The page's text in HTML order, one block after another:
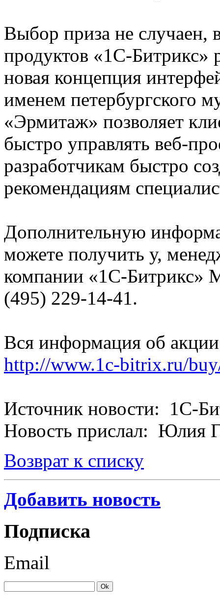
Выбор приза не случаен,
продуктов «1С-Битрикс»
новая концепция
именем петербургского
«Эрмитаж» позволяет
быстро управлять веб-
разработчикам быстро
рекомендациям
Дополнительную
можете получить у,
компании «1С-Битрикс»
(495) 229-14-41.
Вся информация об
http://www.1c-bitrix.ru/
Источник новости: 1С-
Новость прислал: Юлия
Возврат к списку
Добавить новость
Подписка
Email